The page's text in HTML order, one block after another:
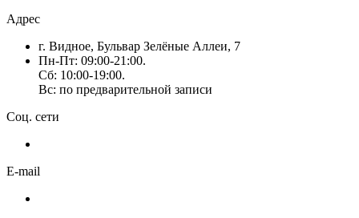
Адрес
г. Видное, Бульвар Зелёные Аллеи, 7
Пн-Пт: 09:00-21:00.
Сб: 10:00-19:00.
Вс: по предварительной записи
Соц. сети
E-mail